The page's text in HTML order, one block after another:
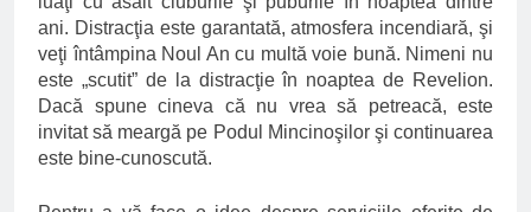
ani. Distracţia este garantată, atmosfera incendiară, şi
veţi întâmpina Noul An cu multă voie bună. Nimeni nu
este „scutit” de la distracţie în noaptea de Revelion.
Dacă spune cineva că nu vrea să petreacă, este
invitat să meargă pe Podul Mincinoşilor şi continuarea
este bine-cunoscută.